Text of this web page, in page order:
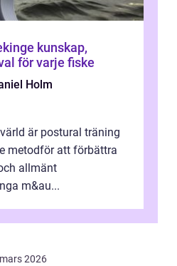
för varje fiske
Holm
är postural träning
metodför att förbättra
allmänt
m&au...
2026